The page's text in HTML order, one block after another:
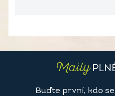
Maily
Buďte první, kdo